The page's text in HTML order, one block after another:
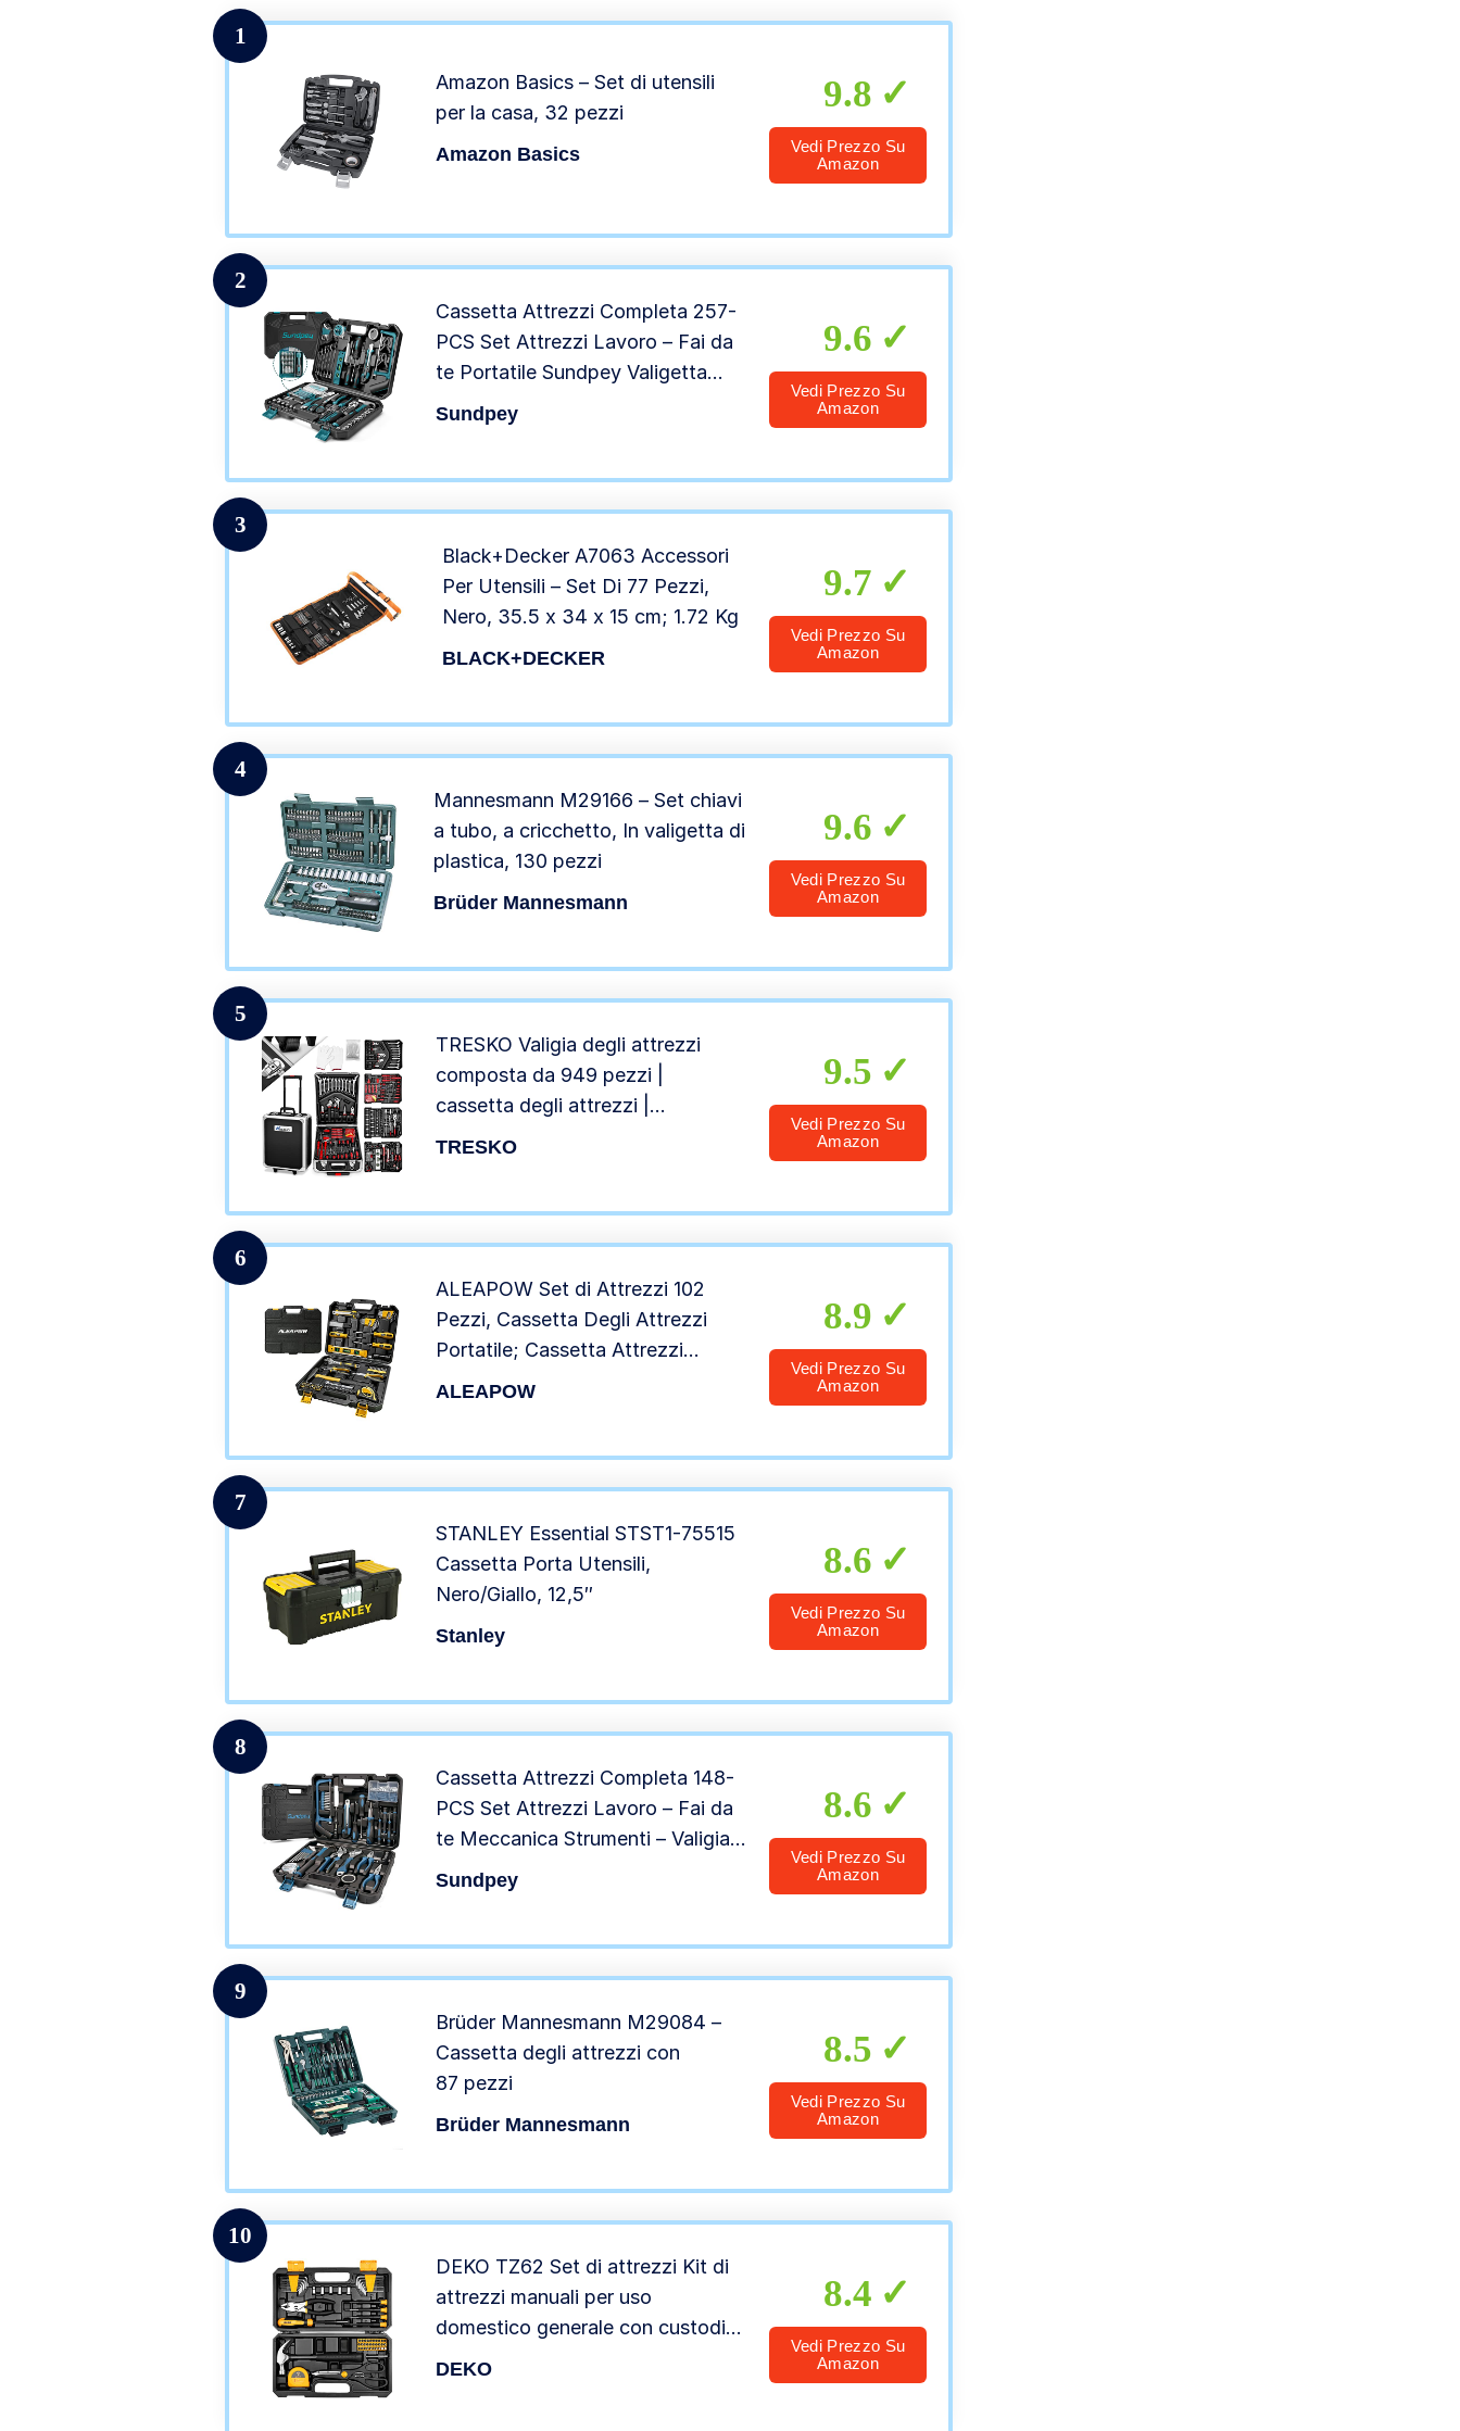
1
Amazon Basics – Set di utensili
per la casa, 32 pezzi
Amazon Basics
9.8
Vedi Prezzo Su
Amazon
2
Cassetta Attrezzi Completa 257-
PCS Set Attrezzi Lavoro – Fai da
te Portatile Sundpey Valigetta
Utensili Con Set Bussola
Sundpey
9.6
Vedi Prezzo Su
Amazon
3
Black+Decker A7063 Accessori
Per Utensili – Set Di 77 Pezzi,
Nero, ‎35.5 x 34 x 15 cm; 1.72 Kg
BLACK+DECKER
9.7
Vedi Prezzo Su
Amazon
4
Mannesmann M29166 – Set chiavi
a tubo, a cricchetto, In valigetta di
plastica, 130 pezzi
Brüder Mannesmann
9.6
Vedi Prezzo Su
Amazon
5
TRESKO Valigia degli attrezzi
composta da 949 pezzi |
cassetta degli attrezzi |
portaattrezzi | set di arnesi |
TRESKO
9.5
Vedi Prezzo Su
Amazon
6
ALEAPOW Set di Attrezzi 102
Pezzi, Cassetta Degli Attrezzi
Portatile; Cassetta Attrezzi
Completa con Coltello, Martello,
ALEAPOW
8.9
Vedi Prezzo Su
Amazon
7
STANLEY Essential STST1-75515
Cassetta Porta Utensili,
Nero/Giallo, 12,5″
Stanley
8.6
Vedi Prezzo Su
Amazon
8
Cassetta Attrezzi Completa 148-
PCS Set Attrezzi Lavoro – Fai da
te Meccanica Strumenti – Valigia
Utensili Portatile Sundpey con
Sundpey
8.6
Vedi Prezzo Su
Amazon
9
Brüder Mannesmann M29084 –
Cassetta degli attrezzi con
87 pezzi
Brüder Mannesmann
8.5
Vedi Prezzo Su
Amazon
10
DEKO TZ62 Set di attrezzi Kit di
attrezzi manuali per uso
domestico generale con custodia
in plastica per cassetta degli
DEKO
8.4
Vedi Prezzo Su
Amazon